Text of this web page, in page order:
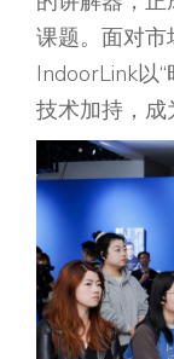
课题。面对市
IndoorLink以
技术加持，成